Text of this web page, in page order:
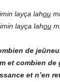
layça lahou
layça lahou
de
et combien
et n’en